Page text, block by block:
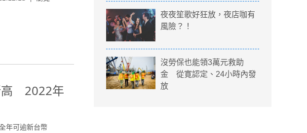
高 2022年
年可逾新台幣
夜夜笙歌好狂放，夜店咖有
風險？！
沒勞保也能領3萬元救助
金 從寛認定、24小時內發
放